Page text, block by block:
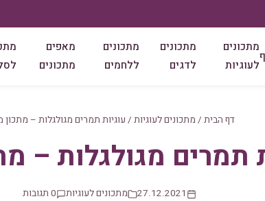
מתכונים
לעוגיות
מתכונים
לדגים
מתכונים
ללחמים
מאפים
מתכונים
דף הבית / מתכונים לעוגיות /עוגיות תמרים מגולגלות – מתכון
תמרים מגולגלות –
27.12.2021 מתכונים לעוגיות 0 תגובות